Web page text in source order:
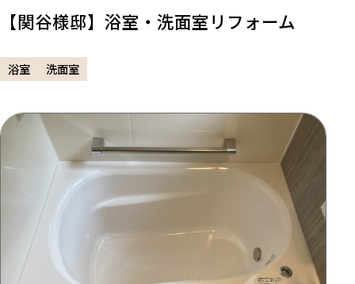
【関谷様邸】浴室・洗面室リフォーム
浴室 洗面室